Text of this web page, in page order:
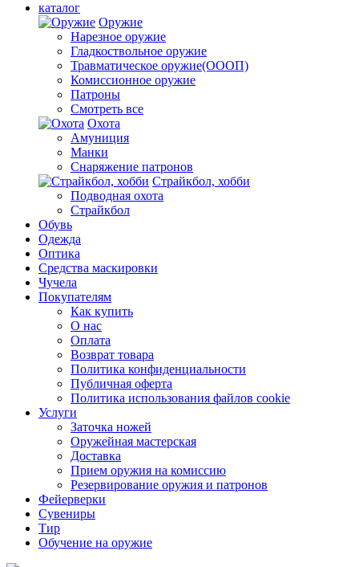
каталог
Оружие
Нарезное оружие
Гладкоствольное оружие
Травматическое оружие(ОООП)
Комиссионное оружие
Патроны
Смотреть все
Охота
Амуниция
Манки
Снаряжение патронов
Страйкбол, хобби
Подводная охота
Страйкбол
Обувь
Одежда
Оптика
Средства маскировки
Чучела
Покупателям
Как купить
О нас
Оплата
Возврат товара
Политика конфиденциальности
Публичная оферта
Политика использования файлов cookie
Услуги
Заточка ножей
Оружейная мастерская
Доставка
Прием оружия на комиссию
Резервирование оружия и патронов
Фейерверки
Сувениры
Тир
Обучение на оружие